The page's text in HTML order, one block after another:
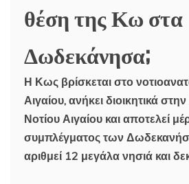
θέση της Κω στα
Δωδεκάνησα;
Η Κως βρίσκεται στο
Αιγαίου, ανήκει διοικητικά
Νοτίου Αιγαίου και αποτελεί
συμπλέγματος των
αριθμεί 12 μεγάλα νησιά και